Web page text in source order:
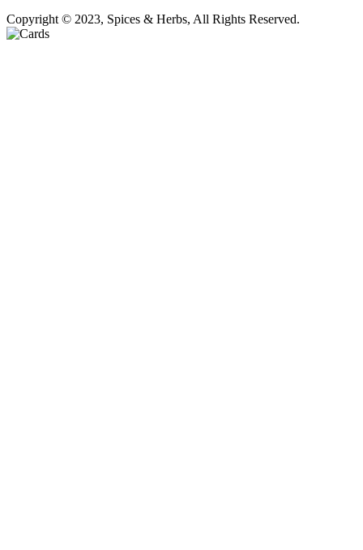
Copyright © 2023, Spices & Herbs, All Rights Reserved.